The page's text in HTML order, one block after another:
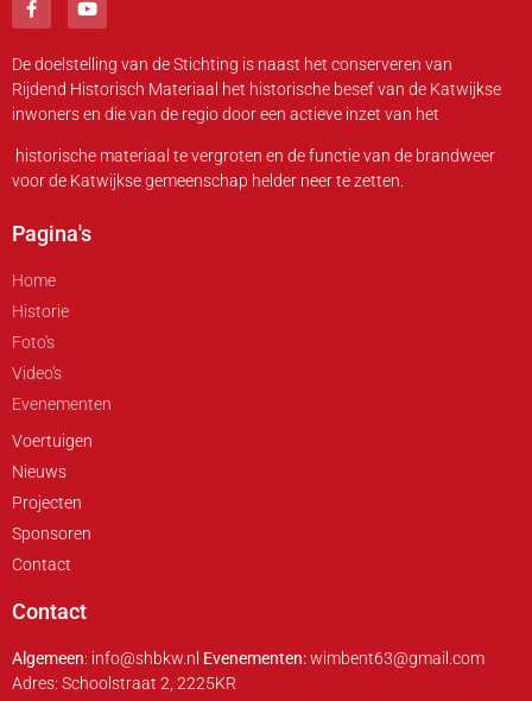
De doelstelling van de Stichting is naast het conserveren van
Rijdend Historisch Materiaal het historische besef van de Katwijkse
inwoners en die van de regio door een actieve inzet van het
historische materiaal te vergroten en de functie van de brandweer
voor de Katwijkse gemeenschap helder neer te zetten.
Pagina's
Home
Historie
Foto's
Video's
Evenementen
Voertuigen
Nieuws
Projecten
Sponsoren
Contact
Contact
Algemeen: info@shbkw.nl Evenementen:wimbent63@gmail.com
Adres: Schoolstraat 2, 2225KR